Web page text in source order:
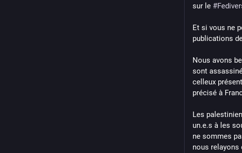
sur le #
Et si vous ne
publications
Nous avons
sont
celleux
précisé à
Les
un.e.s à les
ne sommes
nous relayons